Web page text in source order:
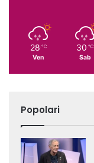
28 ℃
Ven
30 ℃
Sab
Popolari